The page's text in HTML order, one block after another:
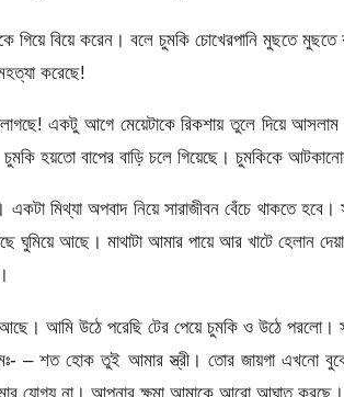
গিয়ে বিয়ে করেন। বলে চুমকি চোখেরপানি মুছতে
করেছে!
একটু আগে মেয়েটাকে রিকশায় তুলে দিয়ে
চুমকি হয়তো বাপের বাড়ি চলে গিয়েছে। চুমকিকে
একটা মিথ্যা অপবাদ নিয়ে সারাজীবন বেঁচে থাকতে
ঘুমিয়ে আছে। মাথাটা আমার পায়ে আর খাটে হেলান
আমি উঠে পরেছি টের পেয়ে চুমকি ও উঠে পরলো।
– শত হোক তুই আমার স্ত্রী। তোর জায়গা এখনো
যোগ্য না। আপনার ক্ষমা আমাকে আরো আঘাত করছে।